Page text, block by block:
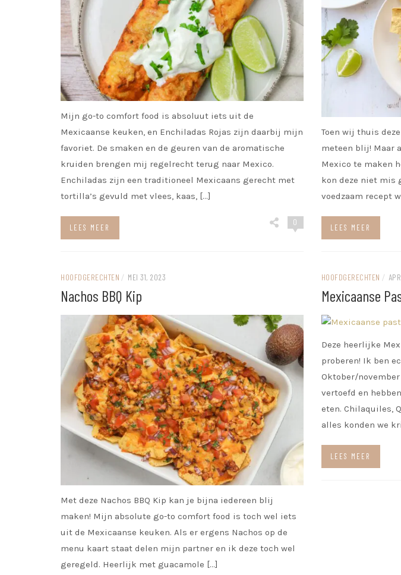
Mijn go-to comfort food is absoluut iets uit de
Mexicaanse keuken, en Enchiladas Rojas zijn daarbij mijn
favoriet. De smaken en de geuren van de aromatische
kruiden brengen mij regelrecht terug naar Mexico.
Enchiladas zijn een traditioneel Mexicaans gerecht met
tortilla’s gevuld met vlees, kaas, […]
LEES MEER
0
Toen wij thuis
meteen blij! Maar
Mexico te maken
kon deze niet mis
voedzaam recept
LEES MEER
HOOFDGERECHTEN / MEI 31, 2023
Nachos BBQ Kip
Met deze Nachos BBQ Kip kan je bijna iedereen blij
maken! Mijn absolute go-to comfort food is toch wel iets
uit de Mexicaanse keuken. Als er ergens Nachos op de
menu kaart staat delen mijn partner en ik deze toch wel
geregeld. Heerlijk met guacamole […]
HOOFDGERECHTEN /
Mexicaanse
Deze heerlijke
proberen! Ik ben
Oktober/
vertoefd en
eten. Chilaquiles,
alles konden we
LEES MEER